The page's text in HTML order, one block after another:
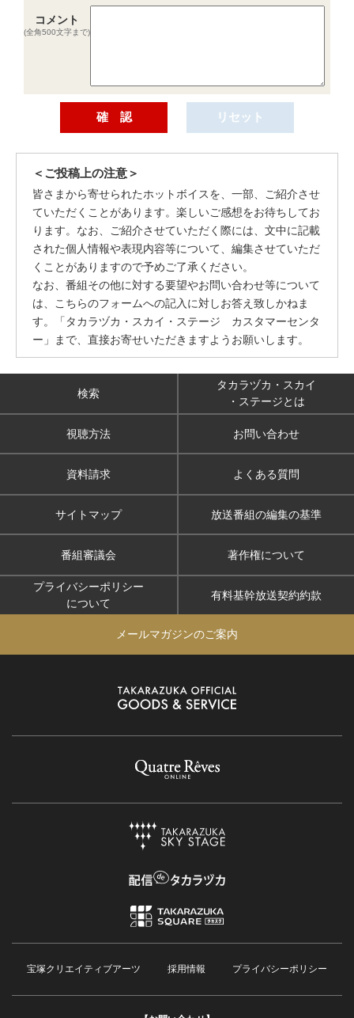
コメント
(全角500文字まで)
＜ご投稿上の注意＞
皆さまから寄せられたホットボイスを、一部、ご紹介させ
ていただくことがあります。楽しいご感想をお待ちしてお
ります。なお、ご紹介させていただく際には、文中に記載
された個人情報や表現内容等について、編集させていただ
くことがありますので予めご了承ください。
なお、番組その他に対する要望やお問い合わせ等について
は、こちらのフォームへの記入に対しお答え致しかねま
す。「タカラヅカ・スカイ・ステージ カスタマーセンタ
ー」まで、直接お寄せいただきますようお願いします。
検索
タカラヅカ・スカイ
・ステージとは
視聴方法 お問い合わせ
資料請求 よくある質問
サイトマップ 放送番組の編集の基準
番組審議会 著作権について
プライバシーポリシー
について
有料基幹放送契約約款
メールマガジンのご案内
宝塚クリエイティブアーツ 採用情報 プライバシーポリシー